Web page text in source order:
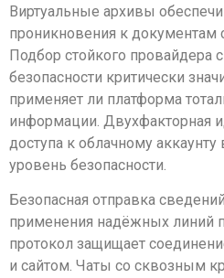
Виртуальные архивы
проникновения к документам
Подбор стойкого провайдера
безопасности критически
применяет ли платформа
информации. Двухфакторная
доступа к облачному
уровень безопасности.
Безопасная отправка
применения надёжных линий
протокол защищает
и сайтом. Чаты со сквозным